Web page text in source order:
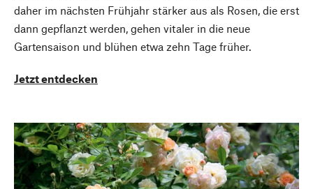
daher im nächsten Frühjahr stärker aus als Rosen, die erst
dann gepflanzt werden, gehen vitaler in die neue
Gartensaison und blühen etwa zehn Tage früher.
Jetzt entdecken